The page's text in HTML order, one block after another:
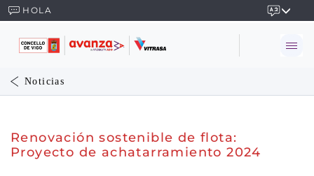
HOLA
Noticias
Renovación sostenible de flota:
Proyecto de achatarramiento 2024